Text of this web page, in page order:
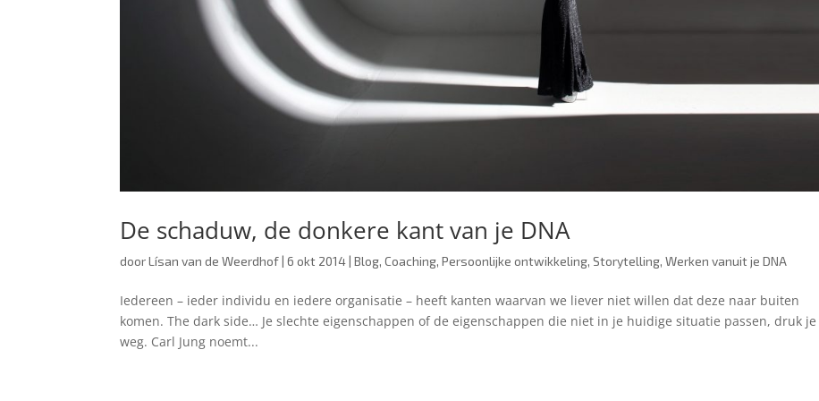
De schaduw, de donkere kant van je DNA
doorLísan van de Weerdhof |6 okt 2014 |Blog,Coaching,Persoonlijke ontwikkeling,Storytelling,Werken vanuit je DNA
Iedereen – ieder individu en iedere organisatie – heeft kanten waarvan we liever niet willen dat deze naar buiten
komen. The dark side… Je slechte eigenschappen of de eigenschappen die niet in je huidige situatie passen, druk je
weg. Carl Jung noemt...